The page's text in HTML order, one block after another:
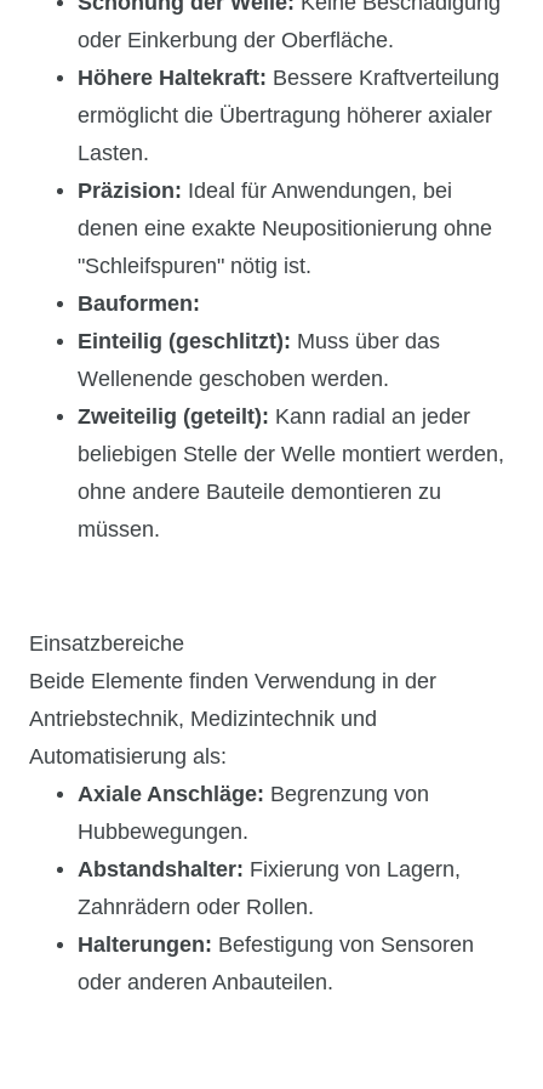
oder Einkerbung der Oberfläche.
Höhere Haltekraft: Bessere Kraftverteilung
ermöglicht die Übertragung höherer axialer
Lasten.
Präzision: Ideal für Anwendungen, bei
denen eine exakte Neupositionierung ohne
"Schleifspuren" nötig ist.
Bauformen:
Einteilig (geschlitzt): Muss über das
Wellenende geschoben werden.
Zweiteilig (geteilt): Kann radial an jeder
beliebigen Stelle der Welle montiert werden,
ohne andere Bauteile demontieren zu
müssen.
Einsatzbereiche
Beide Elemente finden Verwendung in der
Antriebstechnik, Medizintechnik und
Automatisierung als:
Axiale Anschläge: Begrenzung von
Hubbewegungen.
Abstandshalter: Fixierung von Lagern,
Zahnrädern oder Rollen.
Halterungen: Befestigung von Sensoren
oder anderen Anbauteilen.